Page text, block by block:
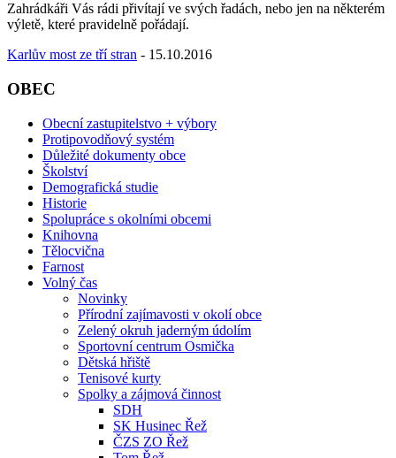
Zahrádkáři Vás rádi přivítají ve svých řadách, nebo jen na některém
výletě, které pravidelně pořádají.
Karlův most ze tří stran - 15.10.2016
OBEC
Obecní zastupitelstvo + výbory
Protipovodňový systém
Důležité dokumenty obce
Školství
Demografická studie
Historie
Spolupráce s okolními obcemi
Knihovna
Tělocvična
Farnost
Volný čas
Novinky
Přírodní zajímavosti v okolí obce
Zelený okruh jaderným údolím
Sportovní centrum Osmička
Dětská hřiště
Tenisové kurty
Spolky a zájmová činnost
SDH
SK Husinec Řež
ČZS ZO Řež